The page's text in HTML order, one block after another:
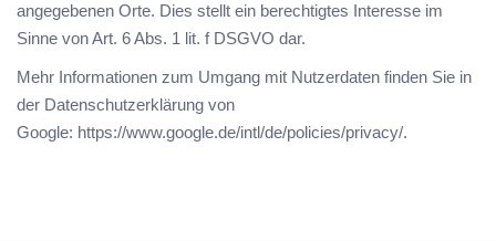
angegebenen Orte. Dies stellt ein berechtigtes Interesse im
Sinne von Art. 6 Abs. 1 lit. f DSGVO dar.
Mehr Informationen zum Umgang mit Nutzerdaten finden Sie in
der Datenschutzerklärung von
Google: https://www.google.de/intl/de/policies/privacy/.